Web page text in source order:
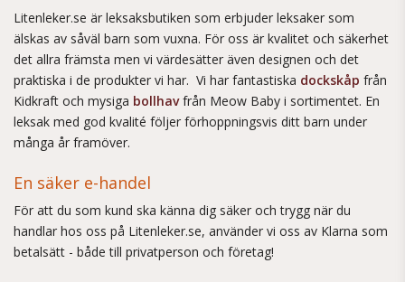
Litenleker.se är leksaksbutiken som erbjuder leksaker som
älskas av såväl barn som vuxna. För oss är kvalitet och säkerhet
det allra främsta men vi värdesätter även designen och det
praktiska i de produkter vi har. Vi har fantastiska dockskåp från
Kidkraft och mysiga bollhavfrån Meow Baby i sortimentet. En
leksak med god kvalité följer förhoppningsvis ditt barn under
många år framöver.
En säker e-handel
För att du som kund ska känna dig säker och trygg när du
handlar hos oss på Litenleker.se, använder vi oss av Klarna som
betalsätt - både till privatperson och företag!